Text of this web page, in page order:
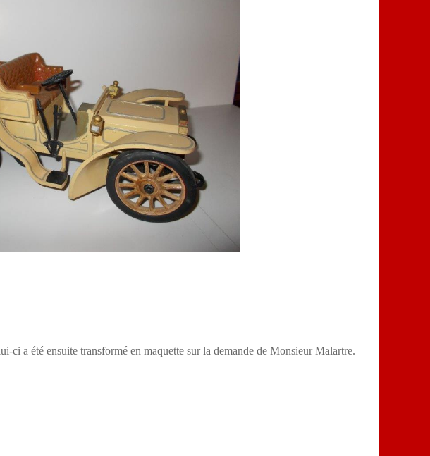
ci a été ensuite transformé en maquette sur la demande de Monsieur Malartre.